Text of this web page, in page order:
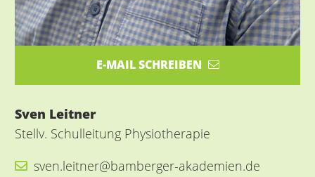
E-MAIL SCHREIBEN
Sven Leitner
Stellv. Schulleitung Physiotherapie
sven.leitner@bamberger-akademien.de